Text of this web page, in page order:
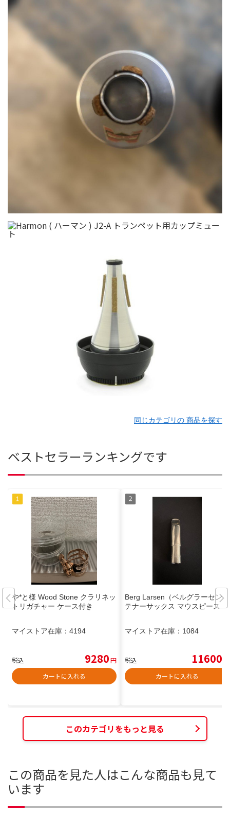
同じカテゴリの 商品を探す
ベストセラーランキングです
や*と様 Wood Stone クラリネッ
トリガチャー ケース付き
マイストア在庫： 4194
税込 9280円
カートに入れる
Berg Larsen（ベルグラーセン）
テナーサックス マウスピース
マイストア在庫： 1084
税込 11600
カートに入れる
このカテゴリをもっと見る
この商品を見た人はこんな商品も見て
います